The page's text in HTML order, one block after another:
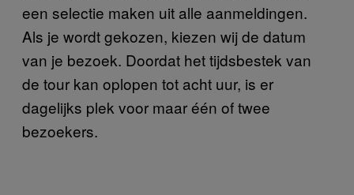
een selectie maken uit alle aanmeldingen.
Als je wordt gekozen, kiezen wij de datum
van je bezoek. Doordat het tijdsbestek van
de tour kan oplopen tot acht uur, is er
dagelijks plek voor maar één of twee
bezoekers.